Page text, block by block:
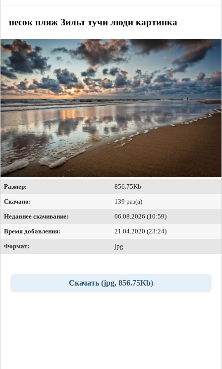
песок пляж Зильт тучи люди картинка
Размер:
856.75Kb
Скачано:
139 раз(а)
Недавнее скачивание:
06.08.2026 (10:59)
Время добавления:
21.04.2020 (23:24)
Формат:
jpg
Скачать (jpg, 856.75Kb)